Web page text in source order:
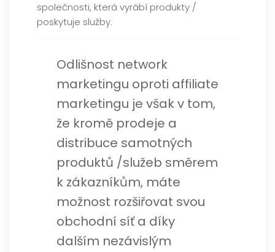
společnosti, která vyrábí produkty /
poskytuje služby.
Odlišnost network
marketingu oproti affiliate
marketingu je však v tom,
že kromě prodeje a
distribuce samotných
produktů /služeb směrem
k zákazníkům, máte
možnost rozšiřovat svou
obchodní síť a díky
dalším nezávislým